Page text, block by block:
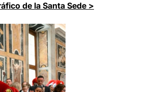
de la Santa Sede >